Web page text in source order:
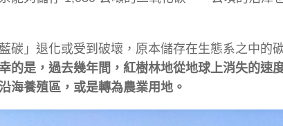
碳」退化或受到破壞，原本儲存在生態系之中的
的是，過去幾年間，紅樹林地從地球上消失的速
海養殖區，或是轉為農業用地。